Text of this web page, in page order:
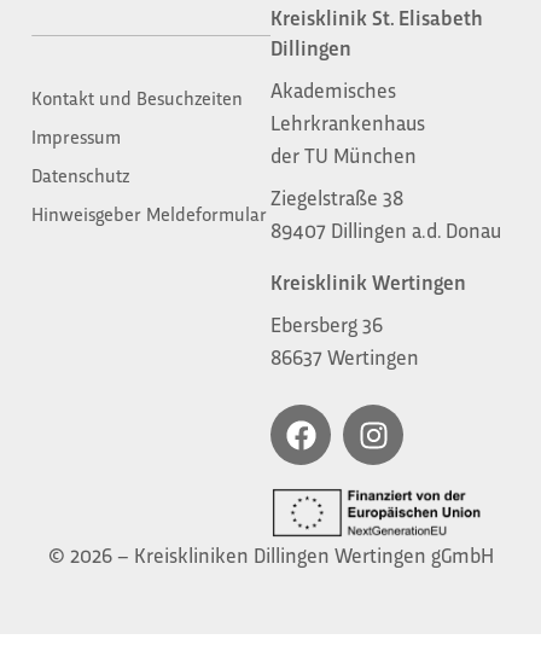
Kontakt und Besuchzeiten
Impressum
Datenschutz
Hinweisgeber Meldeformular
Kreisklinik St. Elisabeth
Dillingen
Akademisches
Lehrkrankenhaus
der TU München
Ziegelstraße 38
89407 Dillingen a.d. Donau
Kreisklinik Wertingen
Ebersberg 36
86637 Wertingen
© 2026 – Kreiskliniken Dillingen Wertingen gGmbH